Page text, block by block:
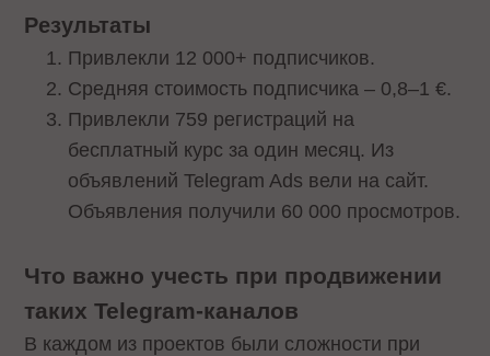
Результаты
Привлекли 12 000+ подписчиков.
Средняя стоимость подписчика – 0,8–1 €.
Привлекли 759 регистраций на
бесплатный курс за один месяц. Из
объявлений Telegram Ads вели на сайт.
Объявления получили 60 000 просмотров.
Что важно учесть при продвижении
таких Telegram-каналов
В каждом из проектов были сложности при